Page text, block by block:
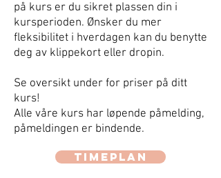
på kurs er du sikret plassen din i
kursperioden. Ønsker du mer
fleksibilitet i hverdagen kan du benytte
deg av klippekort eller dropin.
Se oversikt under for priser på ditt
kurs!
Alle våre kurs har løpende påmelding,
påmeldingen er bindende.
Timeplan